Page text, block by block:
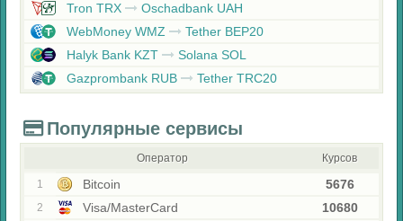
Tron TRX
Oschadbank UAH
WebMoney WMZ
Tether BEP20
Halyk Bank KZT
Solana SOL
Gazprombank RUB
Tether TRC20
Популярные сервисы
Оператор Курсов
1 Bitcoin 5676
2 Visa/MasterCard 10680